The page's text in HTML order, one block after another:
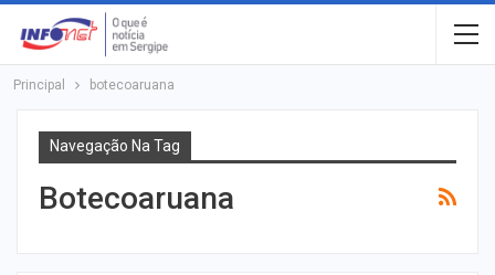
Principal botecoaruana
Navegação Na Tag
Botecoaruana